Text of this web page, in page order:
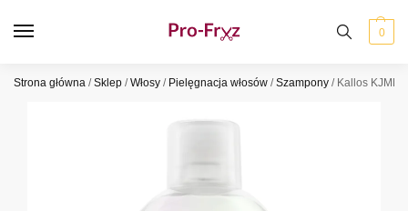
0
Strona główna /Sklep /Włosy / Pielęgnacja włosów /Szampony / Kallos KJMN